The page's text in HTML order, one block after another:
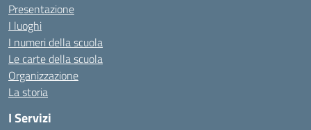
Presentazione
I luoghi
I numeri della scuola
Le carte della scuola
Organizzazione
La storia
I Servizi